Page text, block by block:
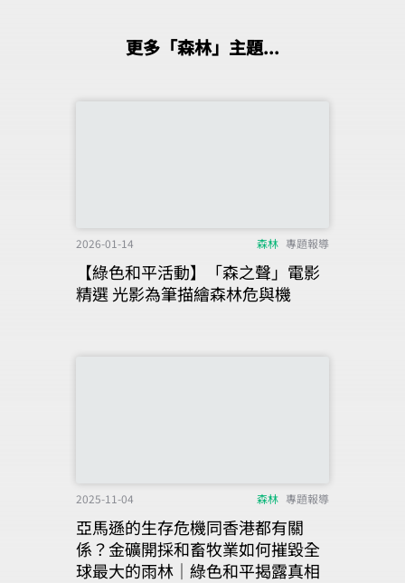
更多「森林」主題...
2026-01-14 森林 專題報導
【綠色和平活動】「森之聲」電影
精選 光影為筆描繪森林危與機
2025-11-04 森林 專題報導
亞馬遜的生存危機同香港都有關
係？金礦開採和畜牧業如何摧毀全
球最大的雨林｜綠色和平揭露真相